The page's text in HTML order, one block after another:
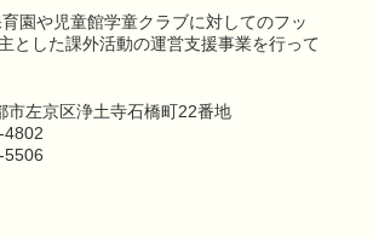
園や児童館学童クラブに対してのフッ
とした課外活動の運営支援事業を行って
市左京区浄土寺石橋町22番地
4802
5506